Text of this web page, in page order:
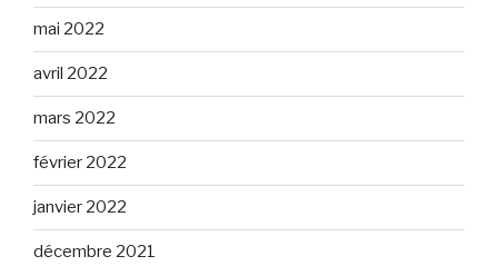
mai 2022
avril 2022
mars 2022
février 2022
janvier 2022
décembre 2021